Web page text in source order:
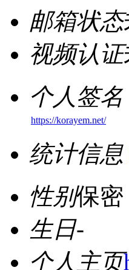
邮箱状态
视频认证
个人签名
https://korayem.net/
统计信息
性别保密
生日-
个人主页